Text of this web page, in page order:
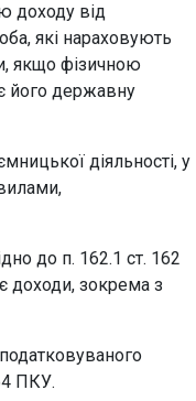
доходу від
які нараховують
якщо фізичною
його державну
діяльності, у
до п. 162.1 ст. 162
доходи, зокрема з
ПКУ.